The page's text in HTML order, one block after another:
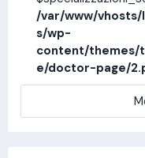
/var/www/
s/wp-
content/themes/
e/doctor-page/